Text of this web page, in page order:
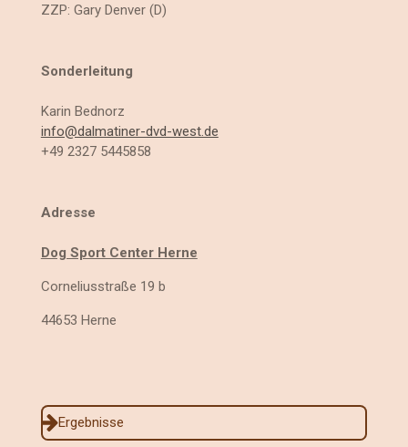
ZZP: Gary Denver (D)
Sonderleitung
Karin Bednorz
info@dalmatiner-dvd-west.de
+49 2327 5445858
Adresse
Dog Sport Center Herne
Corneliusstraße 19 b
44653 Herne
Ergebnisse